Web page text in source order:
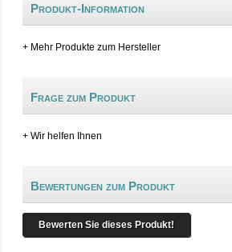
Produkt-Information
+ Mehr Produkte zum Hersteller
Frage zum Produkt
+ Wir helfen Ihnen
Bewertungen zum Produkt
Bewerten Sie dieses Produkt!